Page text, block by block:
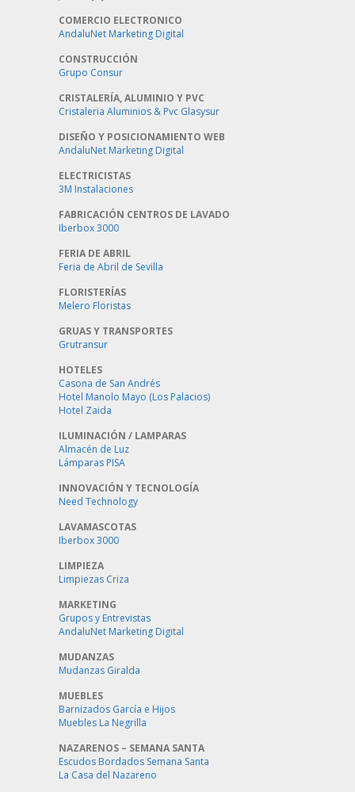
COMERCIO ELECTRONICO
AndaluNet Marketing Digital
CONSTRUCCIÓN
Grupo Consur
CRISTALERÍA, ALUMINIO Y PVC
Cristaleria Aluminios & Pvc Glasysur
DISEÑO Y POSICIONAMIENTO WEB
AndaluNet Marketing Digital
ELECTRICISTAS
3M Instalaciones
FABRICACIÓN CENTROS DE LAVADO
Iberbox 3000
FERIA DE ABRIL
Feria de Abril de Sevilla
FLORISTERÍAS
Melero Floristas
GRUAS Y TRANSPORTES
Grutransur
HOTELES
Casona de San Andrés
Hotel Manolo Mayo (Los Palacios)
Hotel Zaida
ILUMINACIÓN / LAMPARAS
Almacén de Luz
Lámparas PISA
INNOVACIÓN Y TECNOLOGÍA
Need Technology
LAVAMASCOTAS
Iberbox 3000
LIMPIEZA
Limpiezas Criza
MARKETING
Grupos y Entrevistas
AndaluNet Marketing Digital
MUDANZAS
Mudanzas Giralda
MUEBLES
Barnizados García e Hijos
Muebles La Negrilla
NAZARENOS – SEMANA SANTA
Escudos Bordados Semana Santa
La Casa del Nazareno